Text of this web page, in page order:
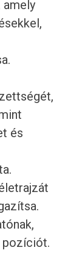
amely
és
pozíciót.